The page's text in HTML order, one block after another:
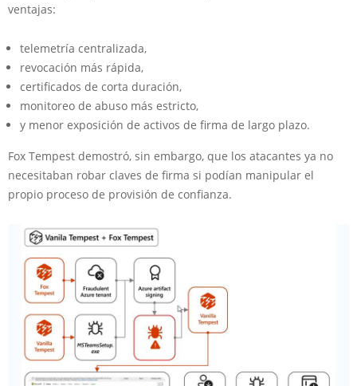
ventajas:
telemetría centralizada,
revocación más rápida,
certificados de corta duración,
monitoreo de abuso más estricto,
y menor exposición de activos de firma de largo plazo.
Fox Tempest demostró, sin embargo, que los atacantes ya no
necesitaban robar claves de firma si podían manipular el
propio proceso de provisión de confianza.